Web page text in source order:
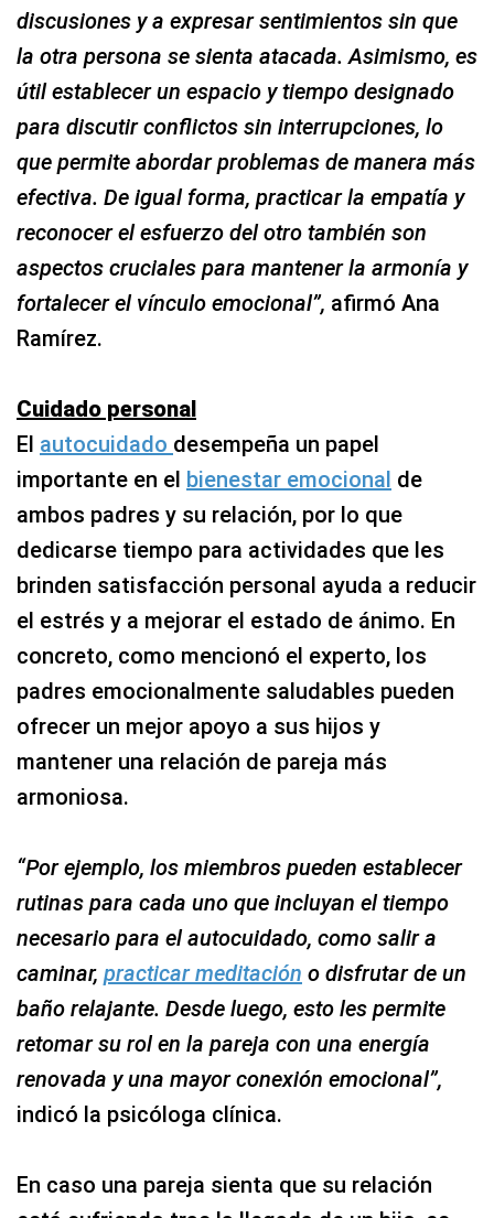
discusiones y a expresar sentimientos sin que
la otra persona se sienta atacada. Asimismo, es
útil establecer un espacio y tiempo designado
para discutir conflictos sin interrupciones, lo
que permite abordar problemas de manera más
efectiva. De igual forma, practicar la empatía y
reconocer el esfuerzo del otro también son
aspectos cruciales para mantener la armonía y
fortalecer el vínculo emocional”, afirmó Ana
Ramírez.
Cuidado personal
El autocuidado desempeña un papel
importante en el bienestar emocional de
ambos padres y su relación, por lo que
dedicarse tiempo para actividades que les
brinden satisfacción personal ayuda a reducir
el estrés y a mejorar el estado de ánimo. En
concreto, como mencionó el experto, los
padres emocionalmente saludables pueden
ofrecer un mejor apoyo a sus hijos y
mantener una relación de pareja más
armoniosa.
“Por ejemplo, los miembros pueden establecer
rutinas para cada uno que incluyan el tiempo
necesario para el autocuidado, como salir a
caminar, practicar meditación o disfrutar de un
baño relajante. Desde luego, esto les permite
retomar su rol en la pareja con una energía
renovada y una mayor conexión emocional”,
indicó la psicóloga clínica.
En caso una pareja sienta que su relación